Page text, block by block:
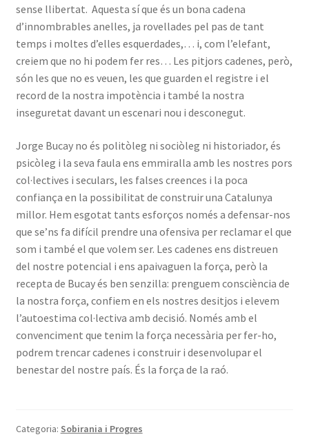
sense llibertat. Aquesta sí que és un bona cadena
d’innombrables anelles, ja rovellades pel pas de tant
temps i moltes d’elles esquerdades,… i, com l’elefant,
creiem que no hi podem fer res… Les pitjors cadenes, però,
són les que no es veuen, les que guarden el registre i el
record de la nostra impotència i també la nostra
inseguretat davant un escenari nou i desconegut.
Jorge Bucay no és politòleg ni sociòleg ni historiador, és
psicòleg i la seva faula ens emmiralla amb les nostres pors
col·lectives i seculars, les falses creences i la poca
confiança en la possibilitat de construir una Catalunya
millor. Hem esgotat tants esforços només a defensar-nos
que se’ns fa difícil prendre una ofensiva per reclamar el que
som i també el que volem ser. Les cadenes ens distreuen
del nostre potencial i ens apaivaguen la força, però la
recepta de Bucay és ben senzilla: prenguem consciència de
la nostra força, confiem en els nostres desitjos i elevem
l’autoestima col·lectiva amb decisió. Només amb el
convenciment que tenim la força necessària per fer-ho,
podrem trencar cadenes i construir i desenvolupar el
benestar del nostre país. És la força de la raó.
Categoria: Sobirania i Progres